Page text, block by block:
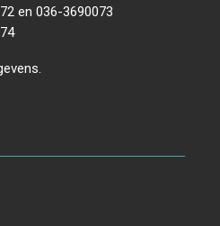
en 036-3690073